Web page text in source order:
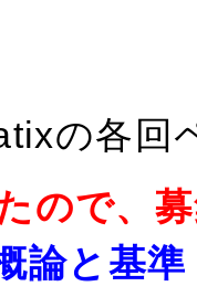
の各回
ので、
論と基準